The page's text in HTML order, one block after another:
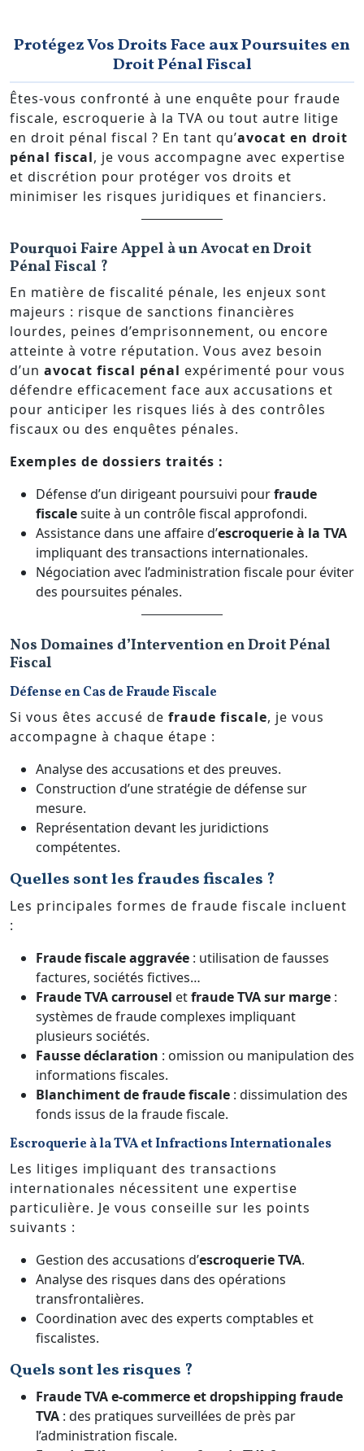
Protégez Vos Droits Face aux Poursuites en
Droit Pénal Fiscal
Êtes-vous confronté à une enquête pour fraude
fiscale, escroquerie à la TVA ou tout autre litige
en droit pénal fiscal ? En tant qu’avocat en droit
pénal fiscal, je vous accompagne avec expertise
et discrétion pour protéger vos droits et
minimiser les risques juridiques et financiers.
Pourquoi Faire Appel à un Avocat en Droit
Pénal Fiscal ?
En matière de fiscalité pénale, les enjeux sont
majeurs : risque de sanctions financières
lourdes, peines d’emprisonnement, ou encore
atteinte à votre réputation. Vous avez besoin
d’un avocat fiscal pénal expérimenté pour vous
défendre efficacement face aux accusations et
pour anticiper les risques liés à des contrôles
fiscaux ou des enquêtes pénales.
Exemples de dossiers traités :
Défense d’un dirigeant poursuivi pourfraude
fiscalesuite à un contrôle fiscal approfondi.
Assistance dans une affaire d’escroquerie à la TVA
impliquant des transactions internationales.
Négociation avec l’administration fiscale pour éviter
des poursuites pénales.
Nos Domaines d’Intervention en Droit Pénal
Fiscal
Défense en Cas de Fraude Fiscale
Si vous êtes accusé de fraude fiscale, je vous
accompagne à chaque étape :
Analyse des accusations et des preuves.
Construction d’une stratégie de défense sur
mesure.
Représentation devant les juridictions
compétentes.
Quelles sont les fraudes fiscales ?
Les principales formes de fraude fiscale incluent
:
Fraude fiscale aggravée : utilisation de fausses
factures, sociétés fictives…
Fraude TVA carrousel etfraude TVA sur marge :
systèmes de fraude complexes impliquant
plusieurs sociétés.
Fausse déclaration : omission ou manipulation des
informations fiscales.
Blanchiment de fraude fiscale : dissimulation des
fonds issus de la fraude fiscale.
Escroquerie à la TVA et Infractions Internationales
Les litiges impliquant des transactions
internationales nécessitent une expertise
particulière. Je vous conseille sur les points
suivants :
Gestion des accusations d’escroquerie TVA.
Analyse des risques dans des opérations
transfrontalières.
Coordination avec des experts comptables et
fiscalistes.
Quels sont les risques ?
Fraude TVA e-commerce et dropshipping fraude
TVA : des pratiques surveillées de près par
l’administration fiscale.